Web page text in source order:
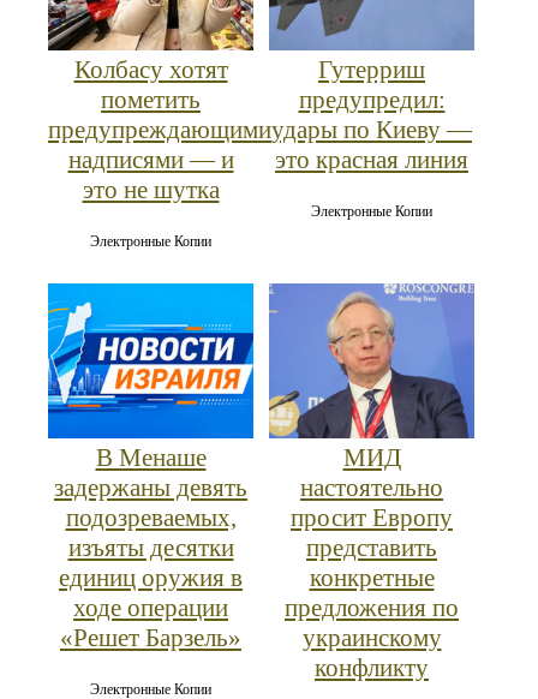
Колбасу хотят
пометить
предупреждающими
надписями — и
это не шутка
Электронные Копии
Гутерриш
предупредил:
удары по Киеву —
это красная линия
Электронные Копии
В Менаше
задержаны девять
подозреваемых,
изъяты десятки
единиц оружия в
ходе операции
«Решет Барзель»
Электронные Копии
МИД
настоятельно
просит Европу
представить
конкретные
предложения по
украинскому
конфликту